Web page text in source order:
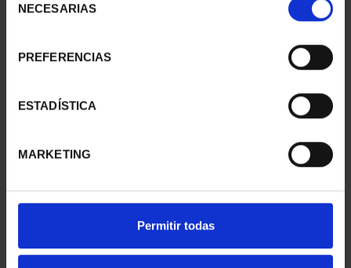
NECESARIAS
PREFERENCIAS
ESTADÍSTICA
MARKETING
Permitir todas
2 Productos encontrados
CIUDADES PATRIMONIO
73,00 €
CIUDADES PATRIMONIO
73,00 €